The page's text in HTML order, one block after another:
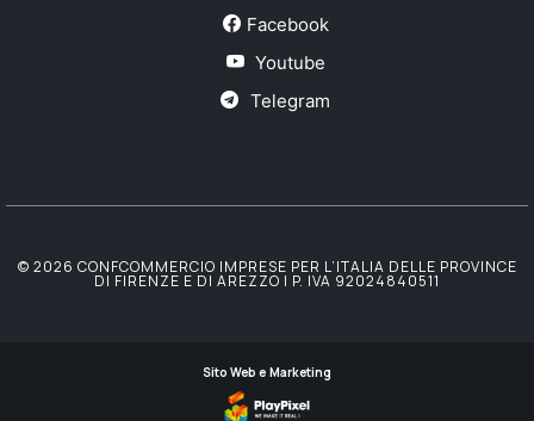
Facebook
Youtube
Telegram
© 2026 CONFCOMMERCIO IMPRESE PER L’ITALIA DELLE PROVINCE
DI FIRENZE E DI AREZZO | P. IVA 92024840511
Sito Web e Marketing